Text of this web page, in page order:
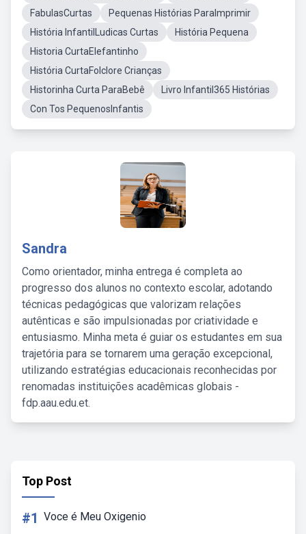
FabulasCurtas
Pequenas Histórias ParaImprimir
História InfantilLudicas Curtas
História Pequena
Historia CurtaElefantinho
História CurtaFolclore Crianças
Historinha Curta ParaBebê
Livro Infantil365 Histórias
Con Tos PequenosInfantis
Sandra
Como orientador, minha entrega é completa ao
progresso dos alunos no contexto escolar, adotando
técnicas pedagógicas que valorizam relações
autênticas e são impulsionadas por criatividade e
entusiasmo. Minha meta é guiar os estudantes em sua
trajetória para se tornarem uma geração excepcional,
utilizando estratégias educacionais reconhecidas por
renomadas instituições acadêmicas globais -
fdp.aau.edu.et.
Top Post
#1 Voce é Meu Oxigenio